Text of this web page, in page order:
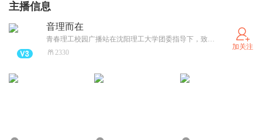
主播信息
音理而在
青春理工校园广播站在沈阳理工大学团委指导下，致力于服务全校，传播新闻、传递信息，促进学生与学生之间、学生与老师之间、学生与校方之间的沟通的广播桥梁和声音纽带。
2330
加关注